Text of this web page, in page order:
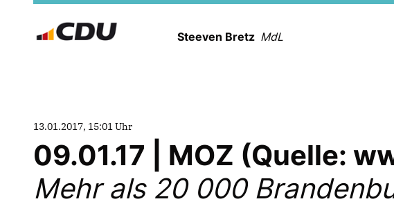
Steeven Bretz MdL
13.01.2017, 15:01 Uhr
09.01.17 | MOZ (Quelle:
Mehr als 20 000